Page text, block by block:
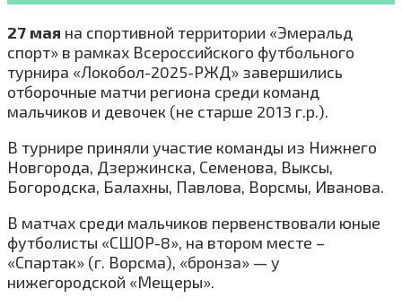
27 мая на спортивной территории «Эмеральд
спорт» в рамках Всероссийского футбольного
турнира «Локобол-2025-РЖД» завершились
отборочные матчи региона среди команд
мальчиков и девочек (не старше 2013 г.р.).
В турнире приняли участие команды из Нижнего
Новгорода, Дзержинска, Семенова, Выксы,
Богородска, Балахны, Павлова, Ворсмы, Иванова.
В матчах среди мальчиков первенствовали юные
футболисты «СШОР-8», на втором месте –
«Спартак» (г. Ворсма), «бронза» — у
нижегородской «Мещеры».